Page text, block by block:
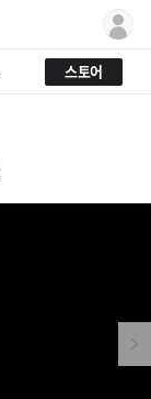
스토어
Next